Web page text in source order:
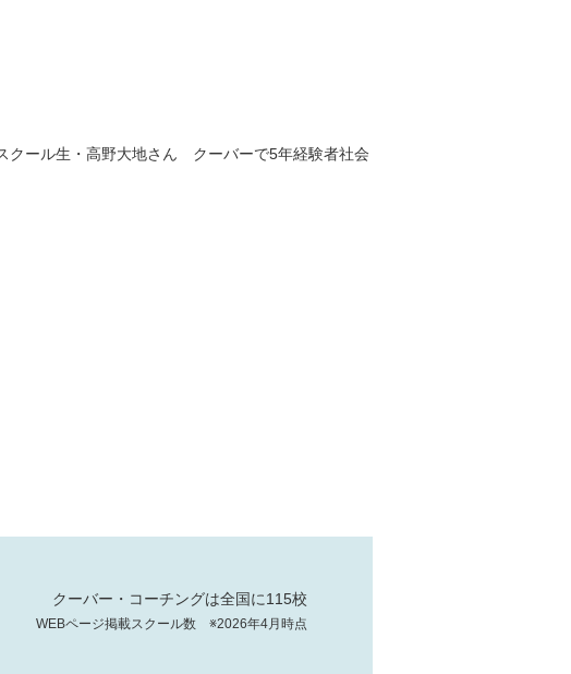
クール生・高野大地さん クーバーで5年経験者社会
クーバー・コーチングは全国に115校
WEBページ掲載スクール数 ※2026年4月時点